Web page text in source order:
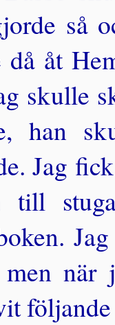
så
då åt
skulle
han
Jag
till
när